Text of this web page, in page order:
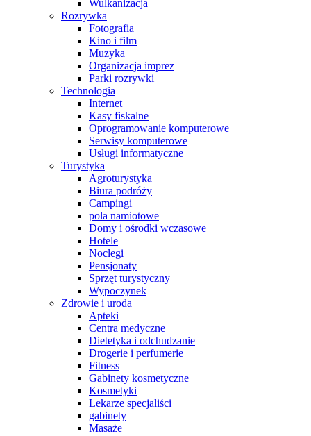
Wulkanizacja
Rozrywka
Fotografia
Kino i film
Muzyka
Organizacja imprez
Parki rozrywki
Technologia
Internet
Kasy fiskalne
Oprogramowanie komputerowe
Serwisy komputerowe
Usługi informatyczne
Turystyka
Agroturystyka
Biura podróży
Campingi
pola namiotowe
Domy i ośrodki wczasowe
Hotele
Noclegi
Pensjonaty
Sprzęt turystyczny
Wypoczynek
Zdrowie i uroda
Apteki
Centra medyczne
Dietetyka i odchudzanie
Drogerie i perfumerie
Fitness
Gabinety kosmetyczne
Kosmetyki
Lekarze specjaliści
gabinety
Masaże